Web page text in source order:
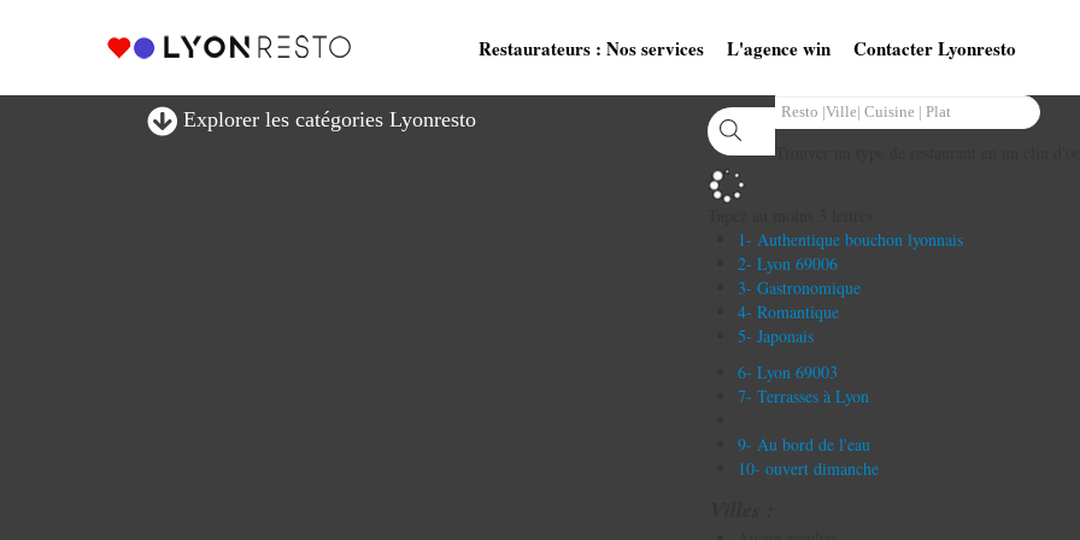
Restaurateurs : Nos services L'agence win Contacter Lyonresto
Explorer les catégories Lyonresto
1- Authentique bouchon lyonnais
2- Lyon 69006
3- Gastronomique
4- Romantique
5- Japonais
6- Lyon 69003
7- Terrasses à Lyon
9- Au bord de l'eau
10- ouvert dimanche